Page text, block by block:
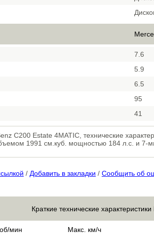
7.6
5.9
6.5
95
41
C200 Estate 4MATIC, технические
1991 см.куб. мощностью 184 л.с. и 7-
/ Добавить в закладки / Сообщить об
Краткие технические
мин Макс. км/ч